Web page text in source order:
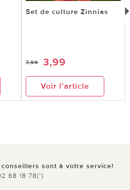
Set de culture Zinnias
7,99 3,99
Voir l’article
conseillers sont à votre service!
68 18 78(*)